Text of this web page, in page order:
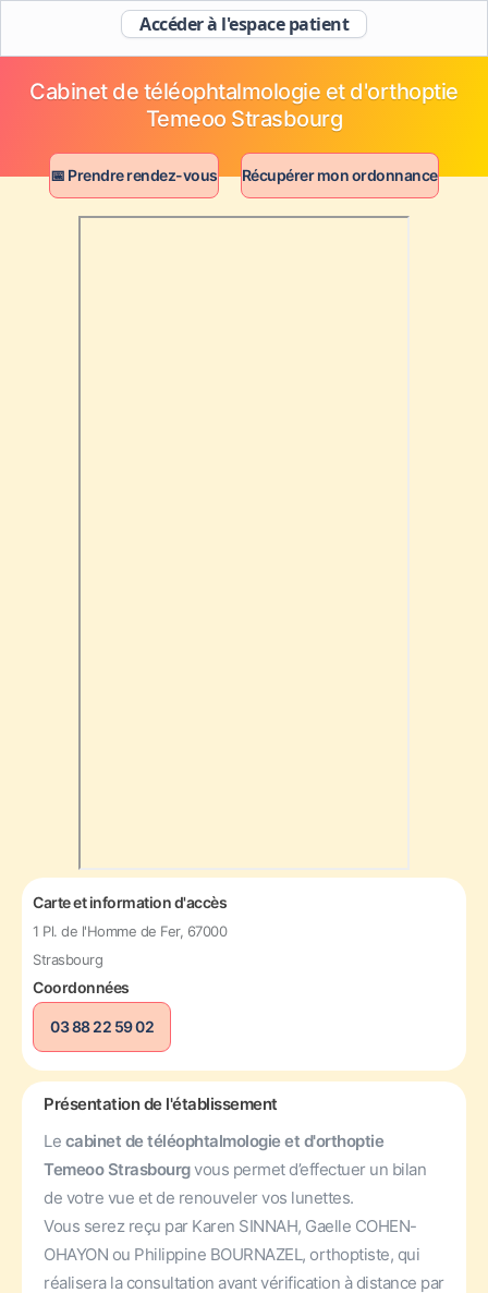
Accéder à l'espace patient
Cabinet de téléophtalmologie et d'orthoptie
Temeoo Strasbourg
📅 Prendre rendez-vous Récupérer mon ordonnance
Carte et information d'accès
1 Pl. de l'Homme de Fer, 67000
Strasbourg
Coordonnées
03 88 22 59 02
Présentation de l'établissement
Le cabinet de téléophtalmologie et d'orthoptie
Temeoo Strasbourgvous permet d’effectuer un bilan
de votre vue et de renouveler vos lunettes.
Vous serez reçu par Karen SINNAH, Gaelle COHEN-
OHAYON ou Philippine BOURNAZEL, orthoptiste, qui
réalisera la consultation avant vérification à distance par